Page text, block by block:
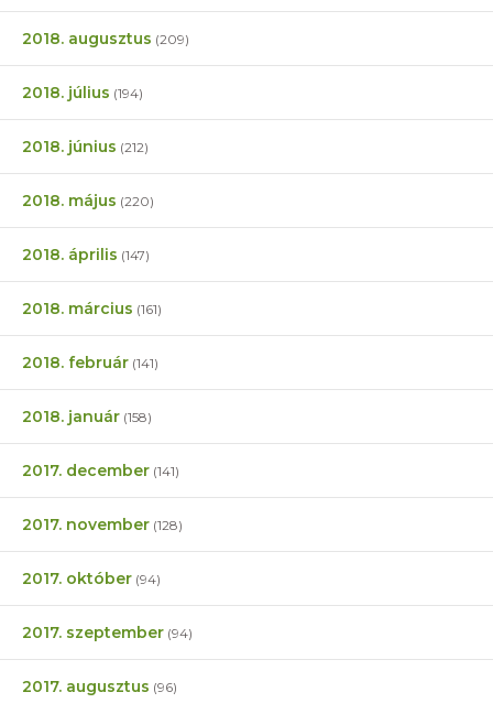
2018. augusztus (209)
2018. július (194)
2018. június (212)
2018. május (220)
2018. április (147)
2018. március (161)
2018. február (141)
2018. január (158)
2017. december (141)
2017. november (128)
2017. október (94)
2017. szeptember (94)
2017. augusztus (96)